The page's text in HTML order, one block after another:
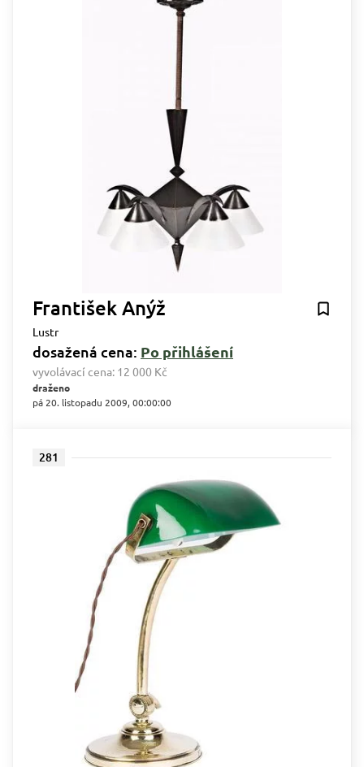
František Anýž
Lustr
dosažená cena: Po přihlášení
vyvolávací cena: 12 000 Kč
draženo
pá 20. listopadu 2009, 00:00:00
281